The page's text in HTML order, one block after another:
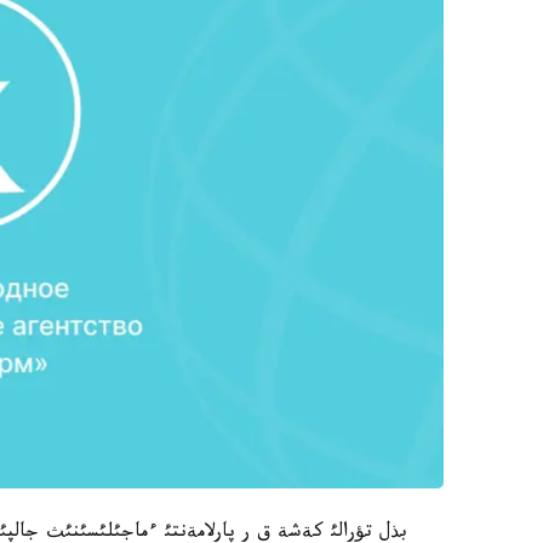
بذل تؤرالئ كةشة ق ر پارلامةنتئ ءماجئلئسئنئث